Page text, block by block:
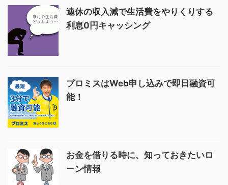
連休の収入減で生活費をやりくりする
利息0円キャッシング
プロミスはWeb申し込みで即日融資可
能！
お金を借りる時に、知っておきたいロ
ーン情報